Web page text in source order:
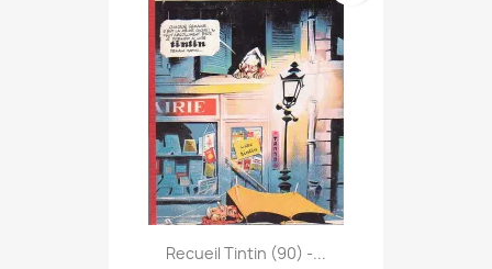
Recueil Tintin (90) -...